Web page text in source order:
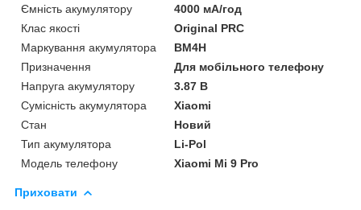
Ємність акумулятору
4000 мА/год
Клас якості
Original PRC
Маркування акумулятора
BM4H
Призначення
Для мобільного телефону
Напруга акумулятору
3.87 В
Сумісність акумулятора
Xiaomi
Стан
Новий
Тип акумулятора
Li-Pol
Модель телефону
Xiaomi Mi 9 Pro
Приховати